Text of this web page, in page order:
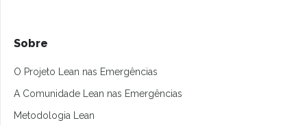
Sobre
O Projeto Lean nas Emergências
A Comunidade Lean nas Emergências
Metodologia Lean